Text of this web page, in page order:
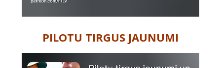
PILOTU TIRGUS JAUNUMI